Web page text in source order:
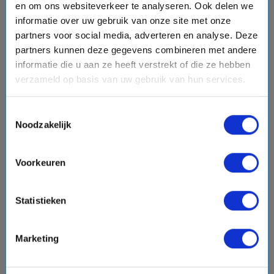
en om ons websiteverkeer te analyseren. Ook delen we
informatie over uw gebruik van onze site met onze
partners voor social media, adverteren en analyse. Deze
partners kunnen deze gegevens combineren met andere
informatie die u aan ze heeft verstrekt of die ze hebben
verzameld op basis van uw gebruik van hun services.
Noodzakelijk
Voorkeuren
Statistieken
Marketing
9 daagse Noord-Europa cruise met de AIDAbella
AIDA Cruises
eventvan: 13-09-2026 - Tot: 21-09-2026
schedule9 dagen place Noord-Europa
Vergelijk